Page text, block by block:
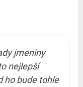
jmeniny
nejlepší
ho bude tohle